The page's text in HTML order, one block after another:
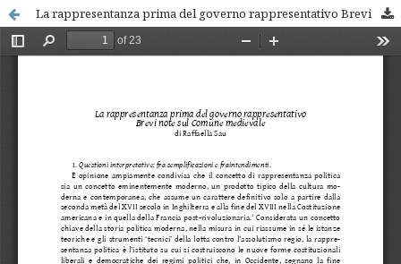
La rappresentanza prima del governo rappresentativo Brevi note sul Comune medievale